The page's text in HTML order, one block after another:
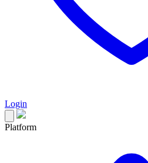
Login
Platform